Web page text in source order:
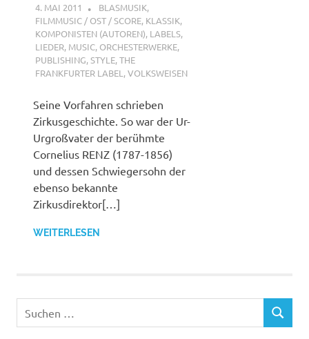
4. MAI 2011 MCDP-INTERNATIONAL
BLASMUSIK,
FILMMUSIC / OST / SCORE, KLASSIK,
KOMPONISTEN (AUTOREN), LABELS,
LIEDER, MUSIC, ORCHESTERWERKE,
PUBLISHING,STYLE,THE
FRANKFURTER LABEL ,VOLKSWEISEN
Seine Vorfahren schrieben
Zirkusgeschichte. So war der Ur-
Urgroßvater der berühmte
Cornelius RENZ (1787-1856)
und dessen Schwiegersohn der
ebenso bekannte
Zirkusdirektor[…]
WEITERLESEN
nach:
SUCHEN